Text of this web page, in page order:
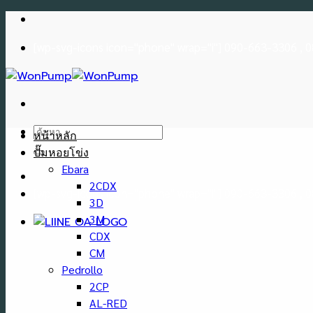
Skip
content
ค้นหา:
[wp-svg-icons icon="phone" wrap="i"] 090-663-3306 ,
หน้าหลัก
ปั๊มหอยโข่ง
Ebara
2CDX
3D
3M
CDX
CM
Pedrollo
2CP
AL-RED